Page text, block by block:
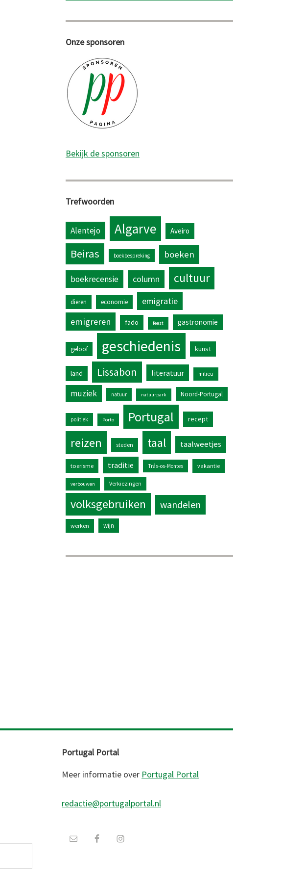
Onze sponsoren
Bekijk de sponsoren
Trefwoorden
Alentejo Algarve Aveiro
Beiras boekbespreking boeken
boekrecensie column cultuur
dieren economie
emigratie
emigreren
fado feest gastronomie
geloof geschiedenis kunst
land Lissabon literatuur milieu
muziek natuur natuurpark Noord-Portugal
politiek Porto Portugal recept
reizen steden taal taalweetjes
toerisme traditie Trás-os-Montes vakantie
verbouwen Verkiezingen
volksgebruiken wandelen
werken wijn
Portugal Portal
Meer informatie over Portugal Portal
redactie@portugalportal.nl